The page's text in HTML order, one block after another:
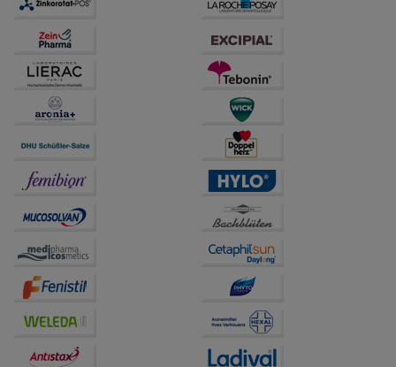
anzupassen. Komfort-Cookies ermöglichen es uns
anzuzeigen und unser Partnerprogramm zu
Statistik & Tracking:
Hierüber lassen sich
Informationen über die Art und Weise der Nutzung
unserer Website sammeln, mit deren Hilfe wir unsere
Website weiter für Sie optimieren können, den Inhalt
auf unserer Website aber auch die Werbung auf
Bitte beachten Sie, dass Daten hierfür teilweise an
Dritte wie z.B. Google oder soziale Medien
übertragen werden.